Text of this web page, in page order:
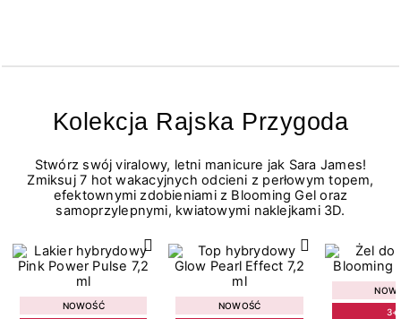
Kolekcja Rajska Przygoda
Stwórz swój viralowy, letni manicure jak Sara James!
Zmiksuj 7 hot wakacyjnych odcieni z perłowym topem,
efektownymi zdobieniami z Blooming Gel oraz
samoprzylepnymi, kwiatowymi naklejkami 3D.
NOWOŚĆ
NOWOŚĆ